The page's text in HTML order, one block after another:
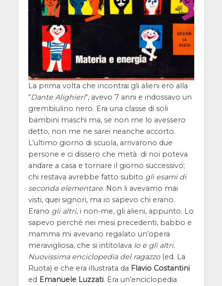
La prima volta che incontrai gli alieni ero alla
“Dante Alighieri“, avevo 7 anni e indossavo un
grembiulino nero. Era una classe di soli
bambini maschi ma, se non me lo avessero
detto, non me ne sarei neanche accorto.
L’ultimo giorno di scuola, arrivarono due
persone e ci dissero che metà di noi poteva
andare a casa e tornare il giorno successivo;
chi restava avrebbe fatto subito gli esami di
seconda elementare. Non li avevamo mai
visti, quei signori, ma io sapevo chi erano.
Erano gli altri, i non-me, gli alieni, appunto. Lo
sapevo perchè nei mesi precedenti, babbo e
mamma mi avevano regalato un’opera
meravigliosa, che si intitolava Io e gli altri.
Nuovissima enciclopedia del ragazzo(ed. La
Ruota) e che era illustrata da Flavio Costantini
ed Emanuele Luzzati. Era un’enciclopedia